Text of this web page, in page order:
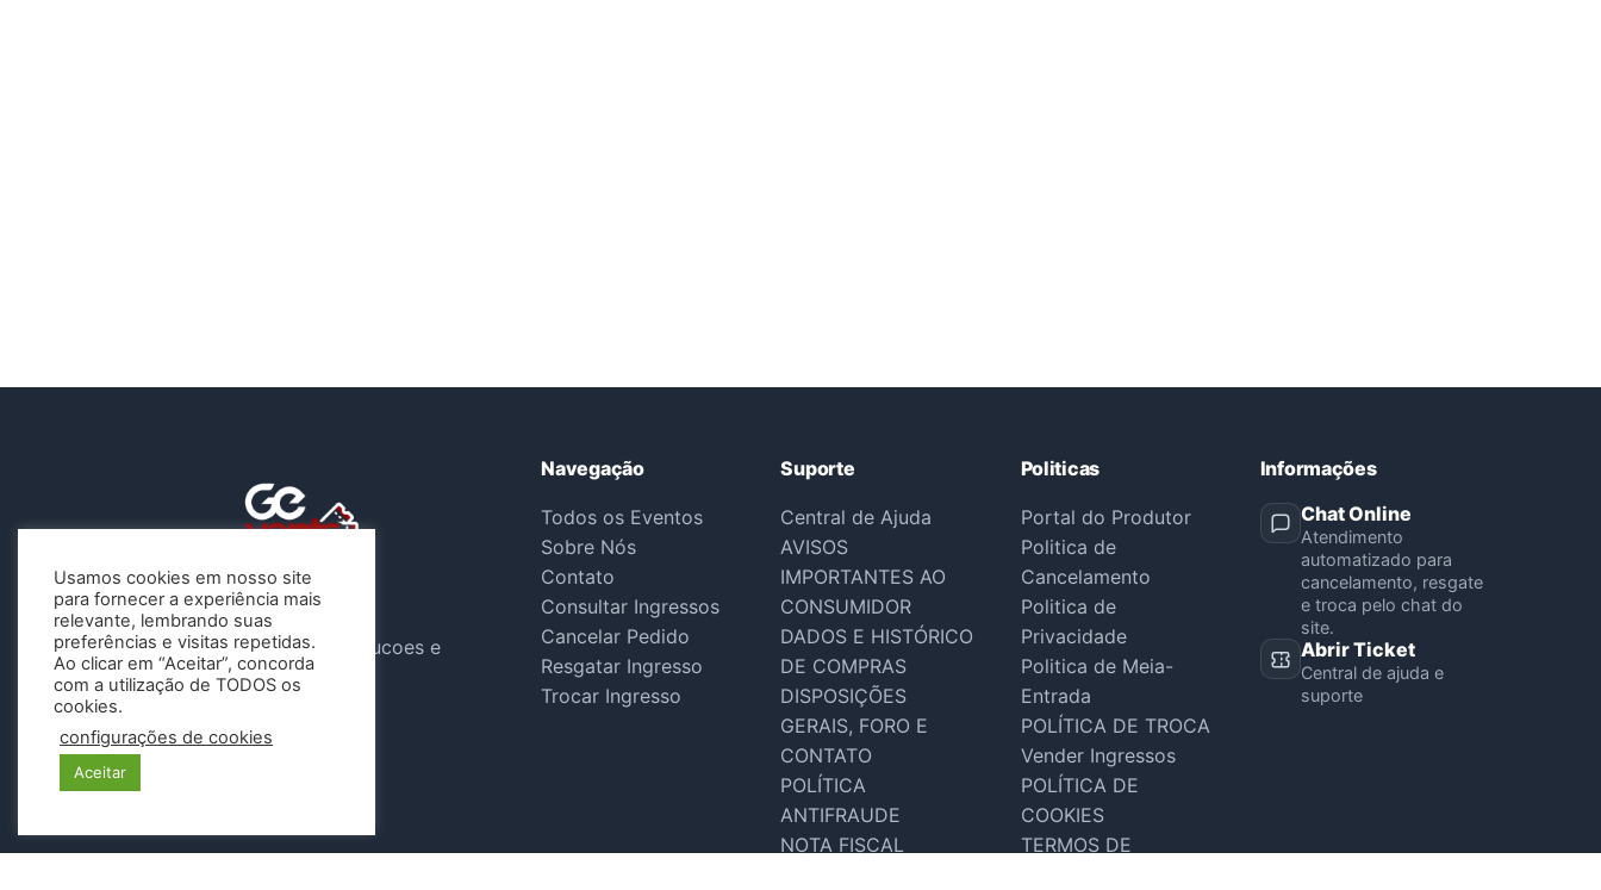
A Gevents atua sob o CNPJ
46.647.904/0001-04 , G e Solucoes e
Eventos LTDA
Siga-nos
Navegação
Todos os Eventos
Sobre Nós
Contato
Consultar Ingressos
Cancelar Pedido
Resgatar Ingresso
Trocar Ingresso
Suporte
Central de Ajuda
AVISOS
IMPORTANTES AO
CONSUMIDOR
DADOS E HISTÓRICO
DE COMPRAS
DISPOSIÇÕES
GERAIS, FORO E
CONTATO
POLÍTICA
ANTIFRAUDE
NOTA FISCAL
Politicas
Portal do Produtor
Politica de
Cancelamento
Politica de
Privacidade
Politica de Meia-
Entrada
POLÍTICA DE TROCA
Vender Ingressos
POLÍTICA DE
COOKIES
TERMOS DE
Informações
Chat Online
Atendimento
automatizado para
cancelamento, resgate
e troca pelo chat do
site.
Abrir Ticket
Central de ajuda e
suporte
Usamos cookies em nosso site
para fornecer a experiência mais
relevante, lembrando suas
preferências e visitas repetidas.
Ao clicar em “Aceitar”, concorda
com a utilização de TODOS os
cookies.
configurações de cookies
Aceitar